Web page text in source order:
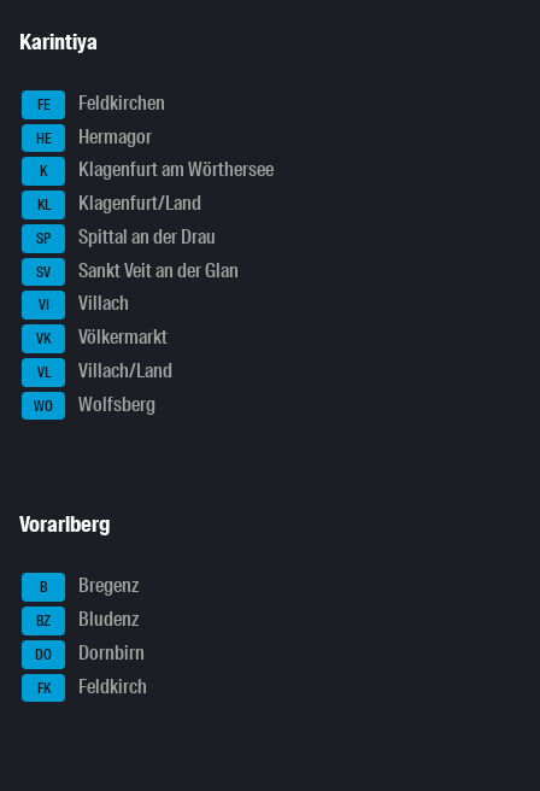
Karintiya
FE Feldkirchen
HE Hermagor
K Klagenfurt am Wörthersee
KL Klagenfurt/Land
SP Spittal an der Drau
SV Sankt Veit an der Glan
VI Villach
VK Völkermarkt
VL Villach/Land
WO Wolfsberg
Vorarlberg
B Bregenz
BZ Bludenz
DO Dornbirn
FK Feldkirch